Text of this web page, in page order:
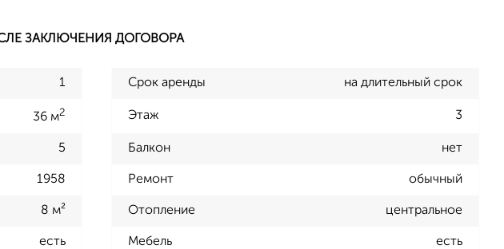
ЗАКЛЮЧЕНИЯ ДОГОВОРА
1 Срок аренды на длительный срок
36 м2 Этаж 3
5 Балкон нет
1958 Ремонт обычный
8 м² Отопление центральное
есть Мебель есть